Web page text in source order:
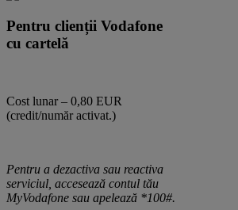
Pentru clienții Vodafone
cu cartelă
Cost lunar – 0,80 EUR
(credit/număr activat.)
Pentru a dezactiva sau reactiva
serviciul, accesează contul tău
MyVodafone sau apelează *100#.